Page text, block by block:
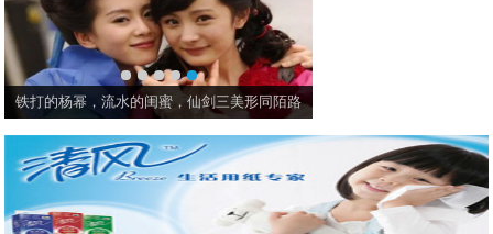
铁打的杨幂，流水的闺蜜，仙剑三美形同陌路